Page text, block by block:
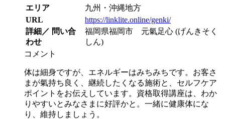
エリア
九州・沖縄地方
URL
https://linklite.online/genki/
詳細／ 問い合
わせ
福岡県福岡市 元氣足心 (げんきそく
しん)
コメント
体は細身ですが、エネルギーはみちみちです。お客さ
まが氣持ち良く、継続したくなる施術と、セルフケア
ポイントをお伝えしています。資格取得講座は、わか
りやすいとみなさまに好評かと。一緒に健康体にな
り、維持しましょう。